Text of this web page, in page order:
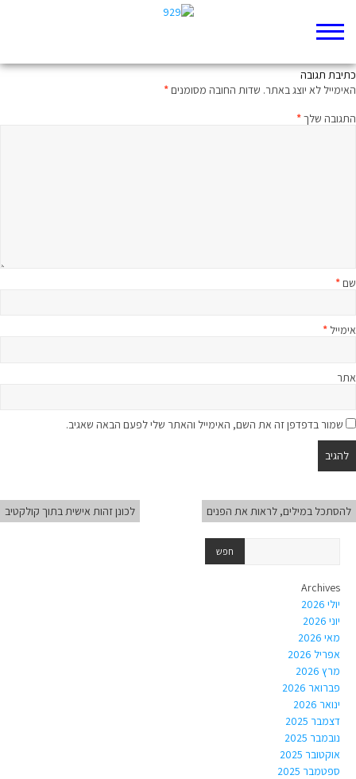
כתיבת תגובה
האימייל לא יוצג באתר. שדות החובה מסומנים*
התגובה שלך*
שם*
אימייל *
אתר
שמור בדפדפן זה את השם, האימייל והאתר שלי לפעם הבאה שאגיב.
להסתכל במילים, לראות את הפנים לכונן זהות אישית בתוך קולקטיב
Archives
יולי 2026
יוני 2026
מאי 2026
אפריל 2026
מרץ 2026
פברואר 2026
ינואר 2026
דצמבר 2025
נובמבר 2025
אוקטובר 2025
ספטמבר 2025